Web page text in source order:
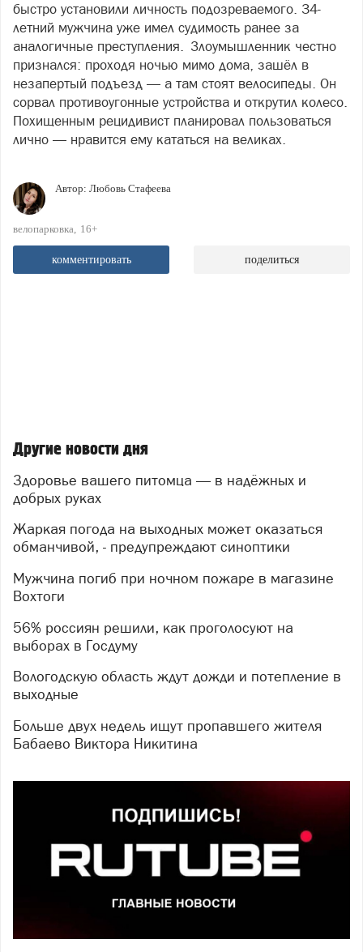
быстро установили личность подозреваемого. 34-
летний мужчина уже имел судимость ранее за
аналогичные преступления. Злоумышленник честно
признался: проходя ночью мимо дома, зашёл в
незапертый подъезд — а там стоят велосипеды. Он
сорвал противоугонные устройства и открутил колесо.
Похищенным рецидивист планировал пользоваться
лично — нравится ему кататься на великах.
Автор: Любовь Стафеева
велопарковка 16+
комментировать поделиться
Другие новости дня
Здоровье вашего питомца — в надёжных и
добрых руках
Жаркая погода на выходных может оказаться
обманчивой, - предупреждают синоптики
Мужчина погиб при ночном пожаре в магазине
Вохтоги
56% россиян решили, как проголосуют на
выборах в Госдуму
Вологодскую область ждут дожди и потепление в
выходные
Больше двух недель ищут пропавшего жителя
Бабаево Виктора Никитина